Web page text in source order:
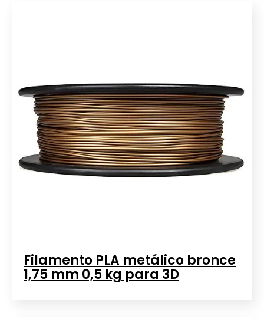
Filamento PLA metálico bronce
1,75 mm 0,5 kg para 3D